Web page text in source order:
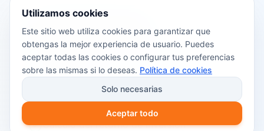
📖 Contenido de la guía:
Cómo funciona el autoconsumo
fotovoltaico
Ayudas y subvenciones disponibles en
2026
Cálculo del retorno de inversión
Utilizamos cookies
Este sitio web utiliza cookies para garantizar que
obtengas la mejor experiencia de usuario. Puedes
aceptar todas las cookies o configurar tus preferencias
sobre las mismas si lo deseas. Política de cookies
Solo necesarias
Aceptar todo